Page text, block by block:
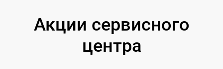
Акции сервисного
центра